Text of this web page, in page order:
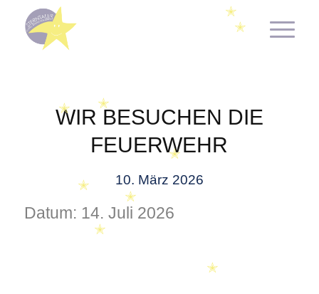
WIR BESUCHEN DIE
FEUERWEHR
10. März 2026
Datum: 14. Juli 2026
✭
✭
✭
✭ ✭
✭
✭